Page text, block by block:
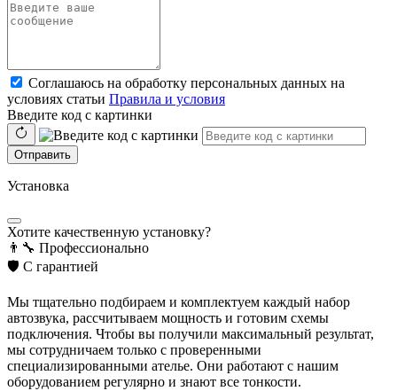
Соглашаюсь на обработку персональных данных на
условиях статьи Правила и условия
Введите код с картинки
Отправить
Установка
Хотите качественную установку?
👨‍🔧 Профессионально
🛡️ С гарантией
Мы тщательно подбираем и комплектуем каждый набор
автозвука, рассчитываем мощность и готовим схемы
подключения. Чтобы вы получили максимальный результат,
мы сотрудничаем только с проверенными
специализированными ателье. Они работают с нашим
оборудованием регулярно и знают все тонкости.